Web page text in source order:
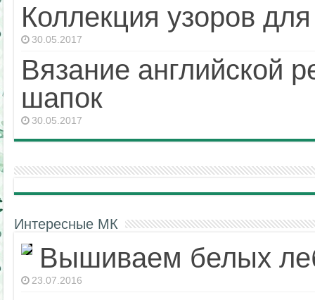
Коллекция узоров
30.05.2017
Вязание английской
шапок
30.05.2017
Интересные МК
Вышиваем белых
23.07.2016